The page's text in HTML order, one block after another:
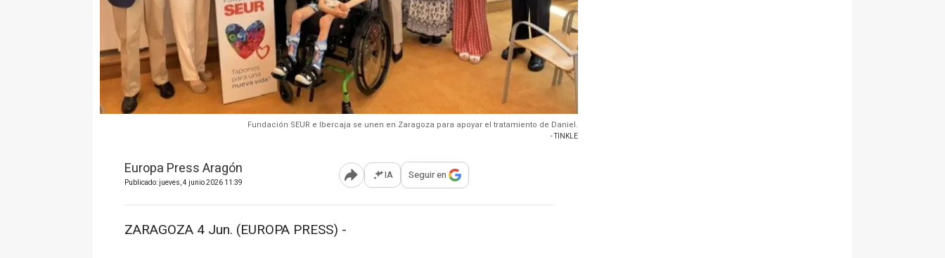
Fundación SEUR e Ibercaja se unen en Zaragoza para apoyar el tratamiento de Daniel.
- TINKLE
Europa Press Aragón
Publicado: jueves, 4 junio 2026 11:39 Abrir opciones para compartir
IA Seguir en
ZARAGOZA 4 Jun. (EUROPA PRESS) -